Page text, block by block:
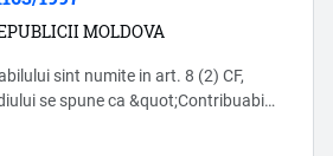
MOLDOVA
sint numite in art. 8 (2) CF,
se spune ca &quot;Contribuabilii
de stat se iau la evidenţa